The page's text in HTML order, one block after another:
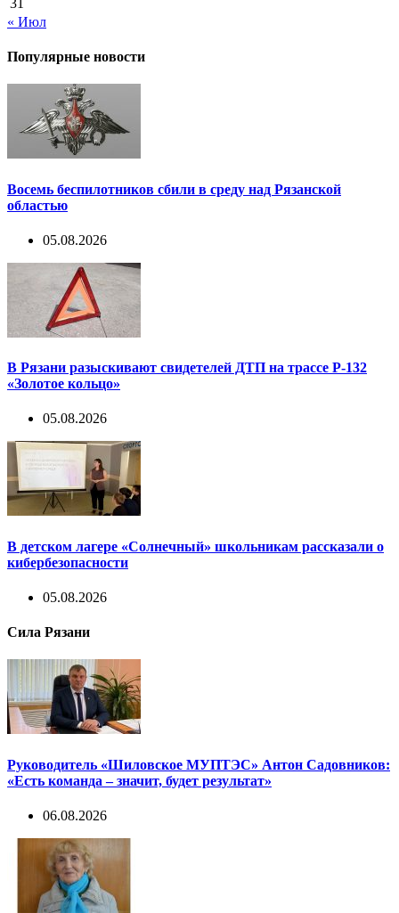
« Июл
Популярные новости
Восемь беспилотников сбили в среду над Рязанской
областью
05.08.2026
В Рязани разыскивают свидетелей ДТП на трассе Р-132
«Золотое кольцо»
05.08.2026
В детском лагере «Солнечный» школьникам рассказали о
кибербезопасности
05.08.2026
Сила Рязани
Руководитель «Шиловское МУПТЭС» Антон Садовников:
«Есть команда – значит, будет результат»
06.08.2026